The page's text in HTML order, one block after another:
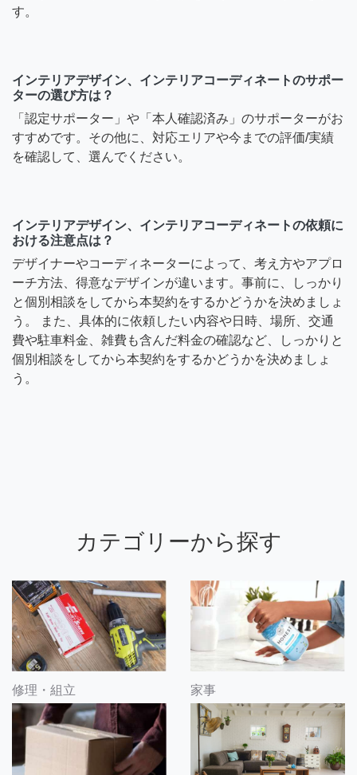
す。
インテリアデザイン、インテリアコーディネートのサポー
ターの選び方は？
「認定サポーター」や「本人確認済み」のサポーターがお
すすめです。その他に、対応エリアや今までの評価/実績
を確認して、選んでください。
インテリアデザイン、インテリアコーディネートの依頼に
おける注意点は？
デザイナーやコーディネーターによって、考え方やアプロ
ーチ方法、得意なデザインが違います。事前に、しっかり
と個別相談をしてから本契約をするかどうかを決めましょ
う。 また、具体的に依頼したい内容や日時、場所、交通
費や駐車料金、雑費も含んだ料金の確認など、しっかりと
個別相談をしてから本契約をするかどうかを決めましょ
う。
カテゴリーから探す
修理・組立 家事